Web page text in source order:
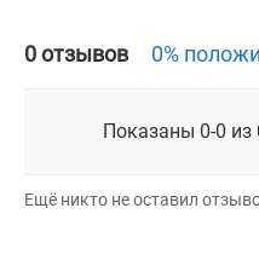
0 отзывов 0%
Показаны 0-0 из
Ещё никто не оставил